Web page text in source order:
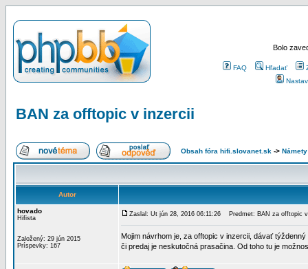
Bolo
FAQ Hľadať
BAN za offtopic v inzercii
Obsah fóra hifi.slovanet.sk -> Námety
Autor
hovado
Hifista
Založený: 29 jún 2015
Príspevky: 167
Zaslal: Ut jún 28, 2016 06:11:26 Predmet: BAN za offtopic
Mojim návrhom je, za offtopic v inzercii, dávať
či predaj je neskutočná prasačina. Od toho tu je